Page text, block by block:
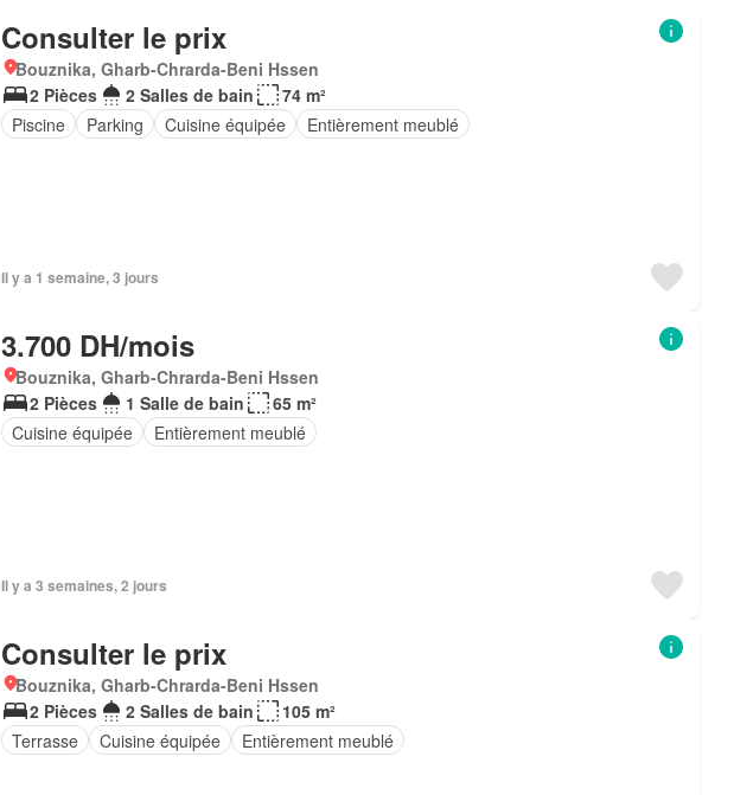
Consulter le prix
Bouznika, Gharb-Chrarda-Beni Hssen
2 Pièces
2 Salles de bain
74 m²
Piscine
Parking Cuisine équipée Entièrement meublé
Il y a 1 semaine, 3 jours
3.700 DH/mois
Bouznika, Gharb-Chrarda-Beni Hssen
2 Pièces
1 Salle de bain
65 m²
Cuisine équipée
Entièrement meublé
Il y a 3 semaines, 2 jours
Consulter le prix
Bouznika, Gharb-Chrarda-Beni Hssen
2 Pièces
2 Salles de bain
105 m²
Terrasse
Cuisine équipée Entièrement meublé